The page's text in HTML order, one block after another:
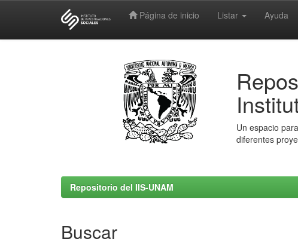
Página de inicio Listar Ayuda
Un espacio
diferentes
Repositorio del IIS-UNAM
Buscar